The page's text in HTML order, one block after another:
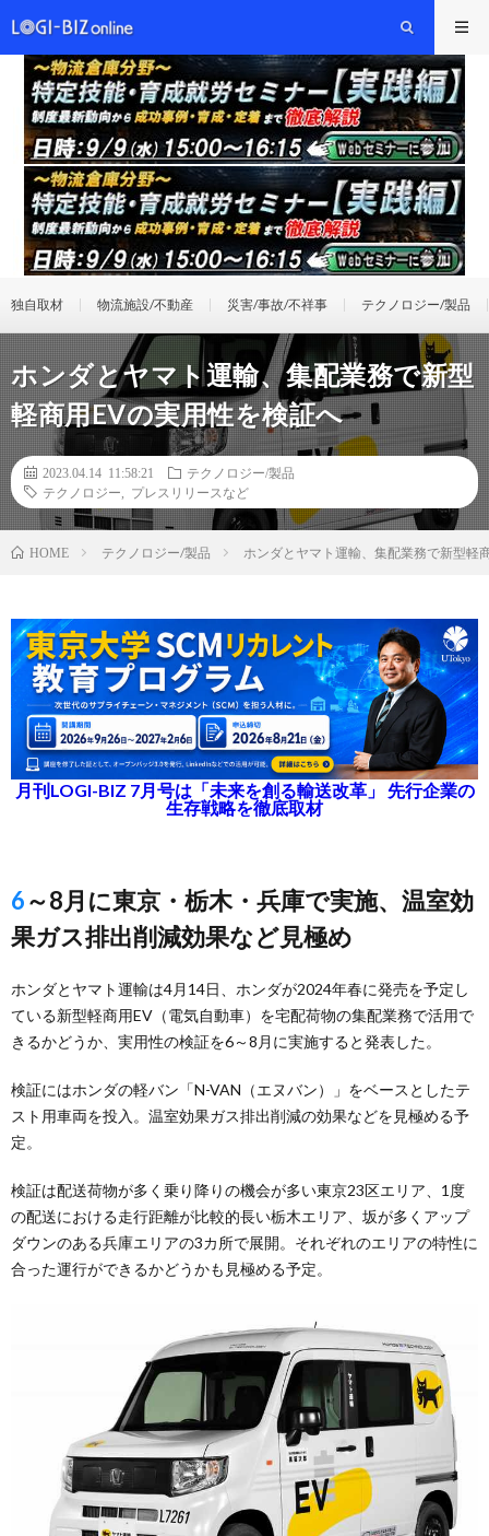
独自取材 物流施設/不動産 災害/事故/不祥事 テクノロジー/製品
ホンダとヤマト運輸、集配業務で新型
軽商用EVの実用性を検証へ
2023.04.14 11:58:21
テクノロジー/製品
テクノロジー
プレスリリースなど
HOME テクノロジー/製品 ホンダとヤマト運輸、集配業務で新型軽
月刊LOGI-BIZ 7月号は「未来を創る輸送改革」 先行企業の
生存戦略を徹底取材
6～8月に東京・栃木・兵庫で実施、温室効
果ガス排出削減効果など見極め
ホンダとヤマト運輸は4月14日、ホンダが2024年春に発売を予定し
ている新型軽商用EV（電気自動車）を宅配荷物の集配業務で活用で
きるかどうか、実用性の検証を6～8月に実施すると発表した。
検証にはホンダの軽バン「N-VAN（エヌバン）」をベースとしたテ
スト用車両を投入。温室効果ガス排出削減の効果などを見極める予
定。
検証は配送荷物が多く乗り降りの機会が多い東京23区エリア、1度
の配送における走行距離が比較的長い栃木エリア、坂が多くアップ
ダウンのある兵庫エリアの3カ所で展開。それぞれのエリアの特性に
合った運行ができるかどうかも見極める予定。